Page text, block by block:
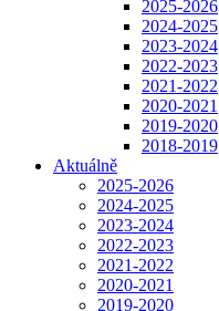
2025-2026
2024-2025
2023-2024
2022-2023
2021-2022
2020-2021
2019-2020
2018-2019
Aktuálně
2025-2026
2024-2025
2023-2024
2022-2023
2021-2022
2020-2021
2019-2020